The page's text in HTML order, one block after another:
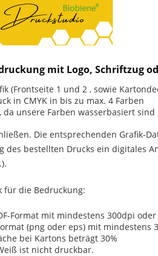
mit Logo, Schriftzug
(Frontseite 1 und 2 , sowie
in CMYK in bis zu max. 4 Farben
unsere Farben wasserbasiert sind
Die entsprechenden Grafik-
bestellten Drucks ein digitales
für die Bedruckung:
Format mit mindestens 300dpi oder
(png oder eps) mit mindestens
bei Kartons beträgt 30%
ist nicht druckbar.